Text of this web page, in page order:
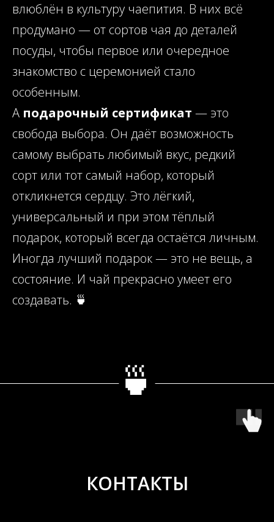
влюблён в культуру чаепития. В них всё
продумано — от сортов чая до деталей
посуды, чтобы первое или очередное
знакомство с церемонией стало
особенным.
А подарочный сертификат — это
свобода выбора. Он даёт возможность
самому выбрать любимый вкус, редкий
сорт или тот самый набор, который
откликнется сердцу. Это лёгкий,
универсальный и при этом тёплый
подарок, который всегда остаётся личным.
Иногда лучший подарок — это не вещь, а
состояние. И чай прекрасно умеет его
создавать. 🍵
🍵
КОНТАКТЫ